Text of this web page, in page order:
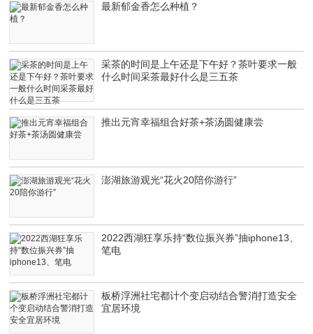
最新郁金香怎么种植？
采茶的时间是上午还是下午好？茶叶要求一般
什么时间采茶最好什么是三五茶
推出元宵幸福组合好茶+茶汤圆健康尝
澎湖旅游观光“花火20陪你游行”
2022西湖狂享乐持“数位振兴券”抽iphone13、
笔电
板桥浮洲社宅都计个变启动结合警消打造安全
宜居环境